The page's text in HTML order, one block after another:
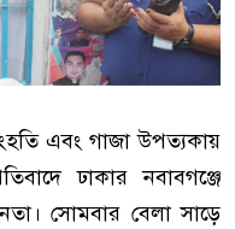
সংহতি এবং গাজা উপত্যকায়
ঢাকার নবাবগঞ্জে
সোমবার বেলা সাড়ে